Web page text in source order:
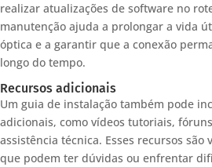
realizar atualizações de software no
manutenção ajuda a prolongar a vida
óptica e a garantir que a conexão
longo do tempo.
Recursos adicionais
Um guia de instalação também pode
adicionais, como vídeos tutoriais,
assistência técnica. Esses recursos são
que podem ter dúvidas ou enfrentar